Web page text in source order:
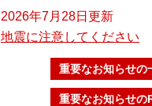
2026年7月28日更新
地震に注意してください
重要なお知らせの
重要なお知らせの